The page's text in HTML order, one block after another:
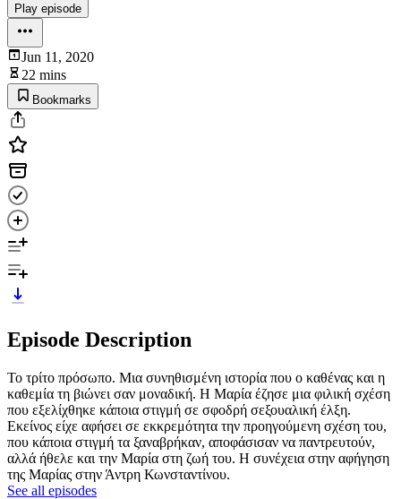
Play episode
Jun 11, 2020
22 mins
Bookmarks
Episode Description
Το τρίτο πρόσωπο. Μια συνηθισμένη ιστορία που ο καθένας και η
καθεμία τη βιώνει σαν μοναδική. Η Μαρία έζησε μια φιλική σχέση
που εξελίχθηκε κάποια στιγμή σε σφοδρή σεξουαλική έλξη.
Εκείνος είχε αφήσει σε εκκρεμότητα την προηγούμενη σχέση του,
που κάποια στιγμή τα ξαναβρήκαν, αποφάσισαν να παντρευτούν,
αλλά ήθελε και την Μαρία στη ζωή του. Η συνέχεια στην αφήγηση
της Μαρίας στην Άντρη Κωνσταντίνου.
See all episodes